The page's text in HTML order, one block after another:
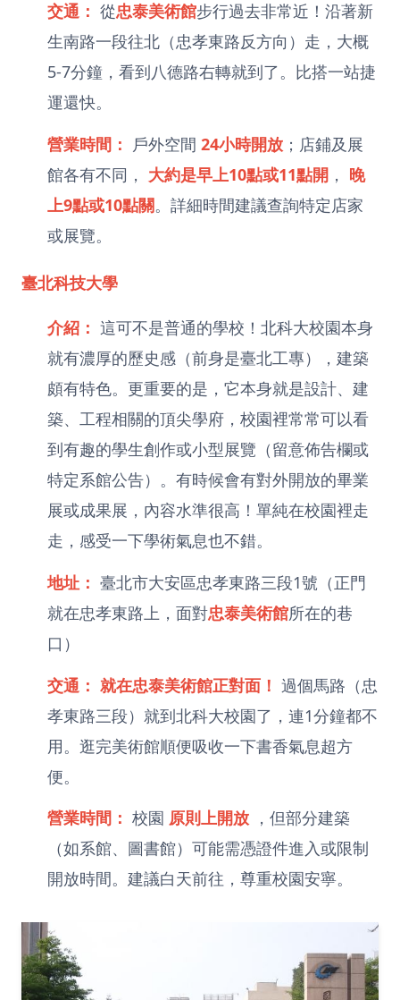
交通： 從忠泰美術館步行過去非常近！沿著新
生南路一段往北（忠孝東路反方向）走，大概
5-7分鐘，看到八德路右轉就到了。比搭一站捷
運還快。
營業時間：
戶外空間 24小時開放；店鋪及展
館各有不同， 大約是早上10點或11點開， 晚
上9點或10點關。詳細時間建議查詢特定店家
或展覽。
臺北科技大學
介紹： 這可不是普通的學校！北科大校園本身
就有濃厚的歷史感（前身是臺北工專），建築
頗有特色。更重要的是，它本身就是設計、建
築、工程相關的頂尖學府，校園裡常常可以看
到有趣的學生創作或小型展覽（留意佈告欄或
特定系館公告）。有時候會有對外開放的畢業
展或成果展，內容水準很高！單純在校園裡走
走，感受一下學術氣息也不錯。
地址： 臺北市大安區忠孝東路三段1號（正門
就在忠孝東路上，面對忠泰美術館所在的巷
口）
交通： 就在忠泰美術館正對面！ 過個馬路（忠
孝東路三段）就到北科大校園了，連1分鐘都不
用。逛完美術館順便吸收一下書香氣息超方
便。
營業時間： 校園 原則上開放，但部分建築
（如系館、圖書館）可能需憑證件進入或限制
開放時間。建議白天前往，尊重校園安寧。